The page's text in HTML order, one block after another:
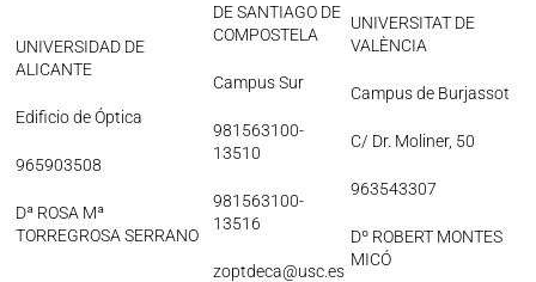
UNIVERSIDAD DE
ALICANTE
Edificio de Óptica
965903508
Dª ROSA Mª
TORREGROSA SERRANO
DE SANTIAGO DE
COMPOSTELA
Campus Sur
981563100-
13510
981563100-
13516
zoptdeca@usc.es
UNIVERSITAT DE
VALÈNCIA
Campus de Burjassot
C/ Dr. Moliner, 50
963543307
Dº ROBERT MONTES
MICÓ